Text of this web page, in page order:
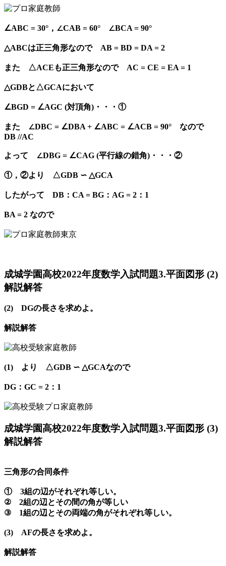
∠ABC = 30°，∠CAB = 60° ∠BCA = 90°
△ABCは正三角形なので AB = BD = DA = 2
また △ACEも正三角形なので AC = CE = EA = 1
△GDBと△GCAにおいて
∠BGD = ∠AGC (対頂角)・・・①
また ∠DBC = ∠DBA + ∠ABC = ∠ACB = 90° なので
DB //AC
よって ∠DBG = ∠CAG (平行線の錯角)・・・②
①，②より △GDB ∽ △GCA
したがって DB：CA = BG：AG = 2：1
BA = 2 なので
成城学園高校2022年度数学入試問題3.平面図形 (2)
解説解答
(2) DGの長さを求めよ。
解説解答
(1) より △GDB ∽ △GCAなので
DG：GC = 2：1
成城学園高校2022年度数学入試問題3.平面図形 (3)
解説解答
三角形の合同条件
① 3組の辺がそれぞれ等しい。
② 2組の辺とその間の角が等しい
③ 1組の辺とその両端の角がそれぞれ等しい。
(3) AFの長さを求めよ。
解説解答